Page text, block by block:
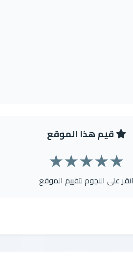
قيم هذا الموقع
★
★
★
★
★
انقر على النجوم لتقييم الموقع